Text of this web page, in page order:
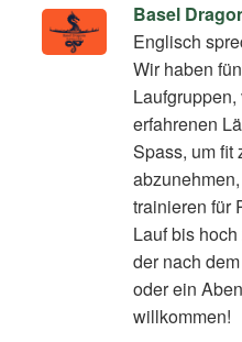
Basel
Englisch
Wir haben
erfahrenen
Spass, um fit
trainieren für
Lauf bis
der nach
oder ein
willkommen!